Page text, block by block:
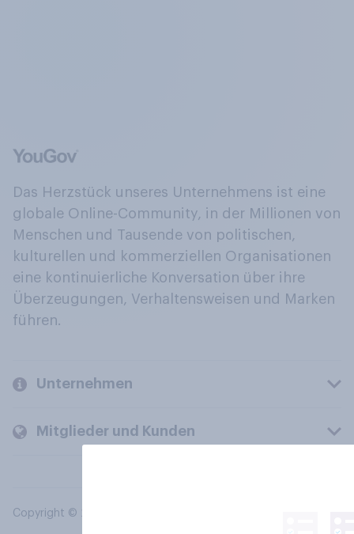
Das Herzstück unseres Unternehmens ist eine
globale Online-Community, in der Millionen von
Menschen und Tausende von politischen,
kulturellen und kommerziellen Organisationen
eine kontinuierliche Konversation über ihre
Überzeugungen, Verhaltensweisen und Marken
führen.
Unternehmen
Mitglieder und Kunden
Copyright © 2026 YouGov PLC. Alle Rechte vorbehalten.